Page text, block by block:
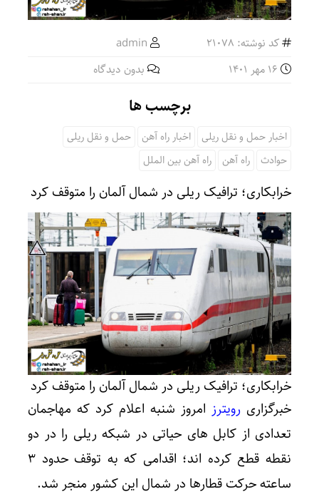
کد نوشته: 21078
admin
بدون دیدگاه
برچسب ها
اخبار حمل و نقل ریلی اخبار راه آهن
حمل و نقل ریلی
حوادث
راه آهن راه آهن بین الملل
خرابکاری؛ ترافیک ریلی در شمال آلمان را متوقف کرد
خرابکاری؛ ترافیک ریلی در شمال آلمان را متوقف کرد
خبرگزاری رویترز امروز شنبه اعلام کرد که مهاجمان
تعدادی از کابل های حیاتی در شبکه ریلی را در دو
نقطه قطع کرده اند؛ اقدامی که به توقف حدود ۳
ساعته حرکت قطارها در شمال این کشور منجر شد.